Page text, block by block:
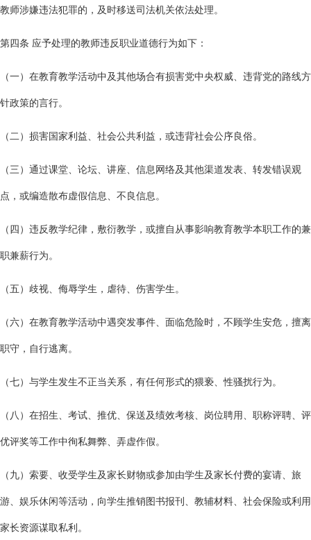
教师涉嫌违法犯罪的，及时移送司法机关依法处理。
第四条 应予处理的教师违反职业道德行为如下：
（一）在教育教学活动中及其他场合有损害党中央权威、违背党的路线方
针政策的言行。
（二）损害国家利益、社会公共利益，或违背社会公序良俗。
（三）通过课堂、论坛、讲座、信息网络及其他渠道发表、转发错误观
点，或编造散布虚假信息、不良信息。
（四）违反教学纪律，敷衍教学，或擅自从事影响教育教学本职工作的兼
职兼薪行为。
（五）歧视、侮辱学生，虐待、伤害学生。
（六）在教育教学活动中遇突发事件、面临危险时，不顾学生安危，擅离
职守，自行逃离。
（七）与学生发生不正当关系，有任何形式的猥亵、性骚扰行为。
（八）在招生、考试、推优、保送及绩效考核、岗位聘用、职称评聘、评
优评奖等工作中徇私舞弊、弄虚作假。
（九）索要、收受学生及家长财物或参加由学生及家长付费的宴请、旅
游、娱乐休闲等活动，向学生推销图书报刊、教辅材料、社会保险或利用
家长资源谋取私利。